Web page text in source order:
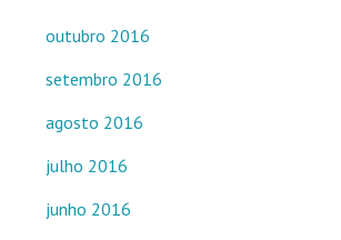
outubro 2016
setembro 2016
agosto 2016
julho 2016
junho 2016